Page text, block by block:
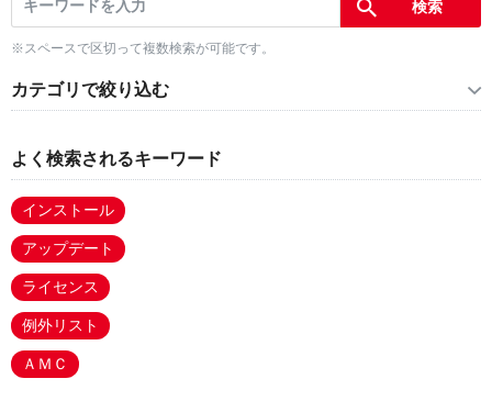
※スペースで区切って複数検索が可能です。
カテゴリで絞り込む
よく検索されるキーワード
インストール
アップデート
ライセンス
例外リスト
ＡＭＣ